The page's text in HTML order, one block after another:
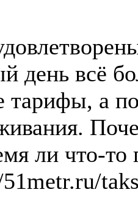
день всё
тарифы, а
ли что-